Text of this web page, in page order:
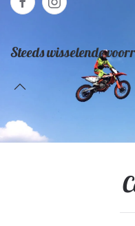
Steeds wisselende